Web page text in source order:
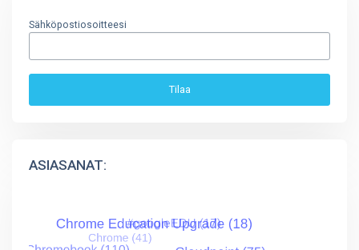
Sähköpostiosoitteesi
ASIASANAT: